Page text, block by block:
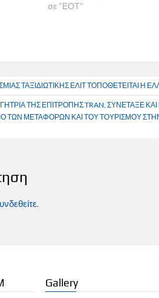
σε "ΕΟΤ"
ΤΑΞΙΔΙΩΤΙΚΗΣ ΕΛΙΤ ΤΟΠΟΘΕΤΕΙΤΑΙ Η
ΤΗΣ ΕΠΙΤΡΟΠΗΣ TRAN, ΣΥΝΕΤΑΞΕ
ΤΩΝ ΜΕΤΑΦΟΡΩΝ ΚΑΙ ΤΟΥ ΤΟΥΡΙΣΜΟΥ
.
Gallery